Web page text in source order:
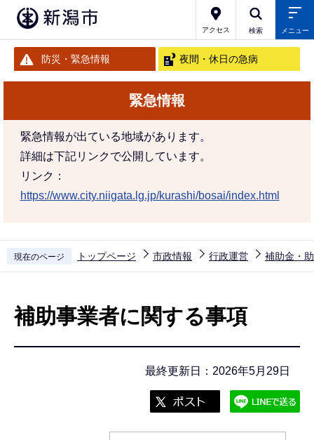
アクセス 検索 メニュー
防災・緊急情報 夜間・休日の急病
緊急情報
緊急情報が出ている地域があります。
詳細は下記リンクで公開しています。
リンク：
https://www.city.niigata.lg.jp/kurashi/bosai/index.html
現在のページ トップページ 市政情報 行政運営 補助金・
補助事業者に関する事項
最終更新日：2026年5月29日